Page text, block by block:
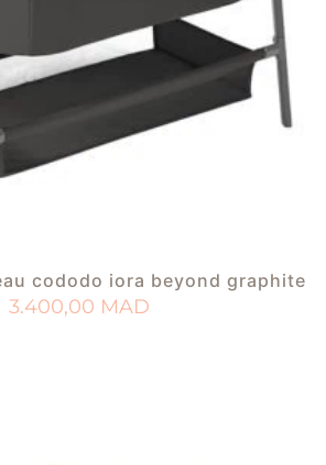
cododo iora beyond graphite
3.400,00 MAD